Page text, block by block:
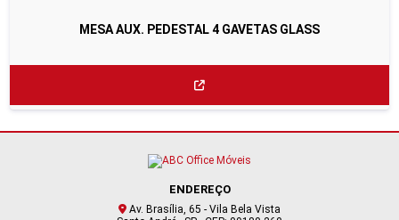
MESA AUX. PEDESTAL 4 GAVETAS GLASS
ENDEREÇO
Av. Brasília, 65 - Vila Bela Vista